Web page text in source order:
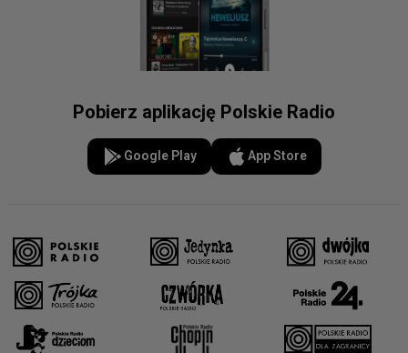
Pobierz aplikację Polskie Radio
Google Play App Store